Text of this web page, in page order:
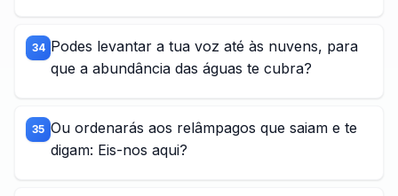
34 Podes levantar a tua voz até às nuvens, para
que a abundância das águas te cubra?
35 Ou ordenarás aos relâmpagos que saiam e te
digam: Eis-nos aqui?